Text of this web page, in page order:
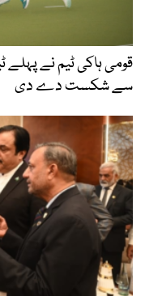
سے شکست دے دی